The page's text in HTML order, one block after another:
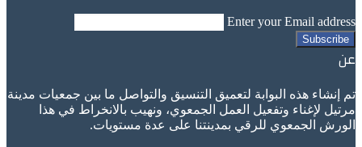
Enter your Email address
عن
تم إنشاء هذه البوابة لتعميق التنسيق والتواصل ما بين جمعيات مدينة
مرتيل لإغناء وتفعيل العمل الجمعوي، ونهيب بالانخراط في هذا
الورش الجمعوي للرقي بمدينتنا على عدة مستويات.